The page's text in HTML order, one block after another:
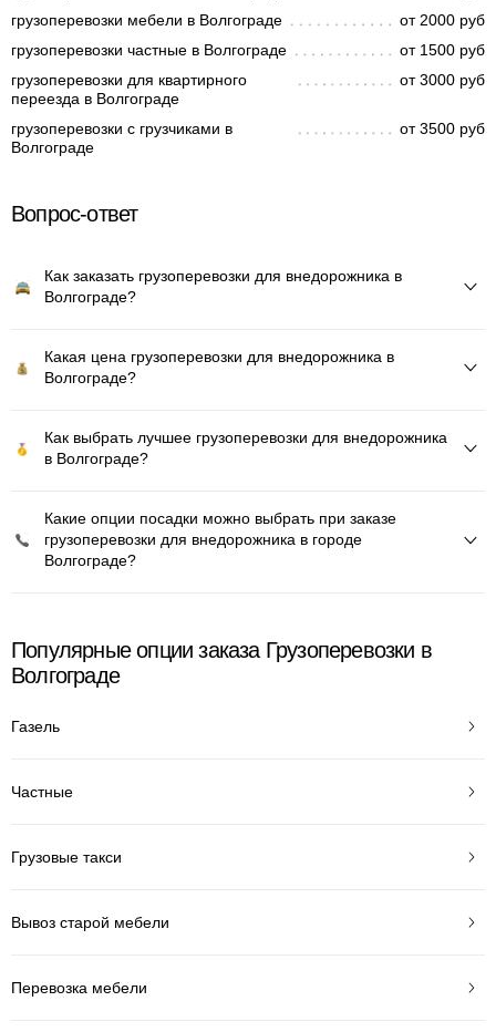
грузоперевозки мебели в Волгограде
от 2000 руб
грузоперевозки частные в Волгограде
от 1500 руб
грузоперевозки для квартирного
переезда в Волгограде
от 3000 руб
грузоперевозки с грузчиками в
Волгограде
от 3500 руб
Вопрос-ответ
Как заказать грузоперевозки для внедорожника в
Волгограде?
Какая цена грузоперевозки для внедорожника в
Волгограде?
Как выбрать лучшее грузоперевозки для внедорожника
в Волгограде?
Какие опции посадки можно выбрать при заказе
грузоперевозки для внедорожника в городе
Волгограде?
Популярные опции заказа Грузоперевозки в
Волгограде
Газель
Частные
Грузовые такси
Вывоз старой мебели
Перевозка мебели